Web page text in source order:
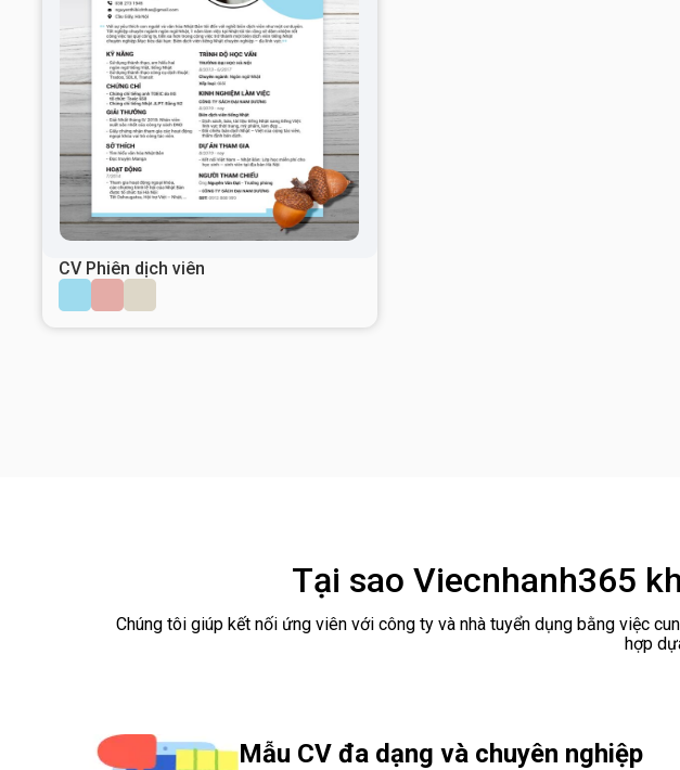
CV Phiên dịch viên
Tại sao Viecnhanh365
Chúng tôi giúp kết nối ứng viên với công ty và nhà tuyển dụng bằng việc
hợp
Mẫu CV đa dạng và chuyên nghiệp